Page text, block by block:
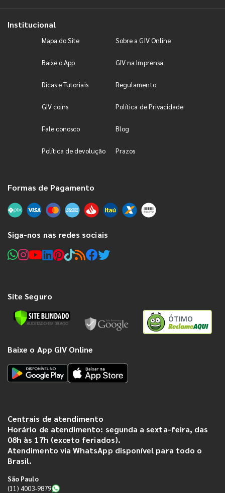
Institucional
Mapa do Site Sobre a GIV Online
Baixe o App GIV na Imprensa
Dicas e Tutoriais Regulamento
GIV coins Política de Privacidade
Fale conosco Blog
Política de devolução Prazos
Formas de Pagamento
Siga-nos nas redes sociais
Site Seguro
ÓTIMO
Baixe o App GIV Online
Centrais de atendimento
Horário de atendimento: segunda a sexta-feira, das
08h às 17h (exceto feriados).
Atendimento via WhatsApp disponível para todo o
Brasil.
São Paulo
(11) 4003-9879